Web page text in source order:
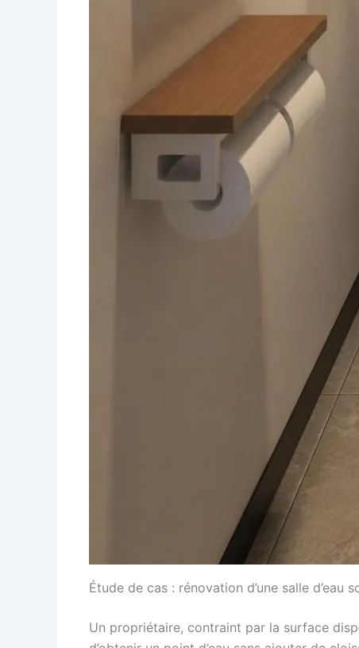
Étude de cas : rénovation d’une salle d’eau
Un propriétaire, contraint par la surface